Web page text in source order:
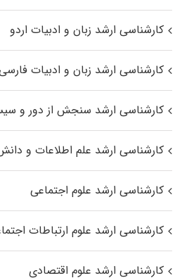
کارشناسی ارشد زبان و ادبیات اردو
کارشناسی ارشد زبان و ادبیات
کارشناسی ارشد سنجش از دور و
کارشناسی ارشد علم اطلاعات و
کارشناسی ارشد علوم اجتماعی
کارشناسی ارشد علوم ارتباطات
کارشناسی ارشد علوم اقتصادی